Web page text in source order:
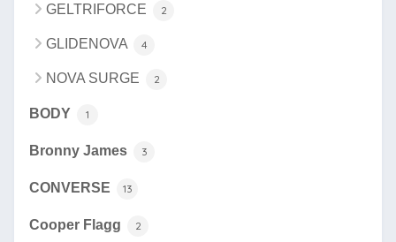
GELTRIFORCE 2
GLIDENOVA 4
NOVA SURGE 2
BODY 1
Bronny James 3
CONVERSE 13
Cooper Flagg 2